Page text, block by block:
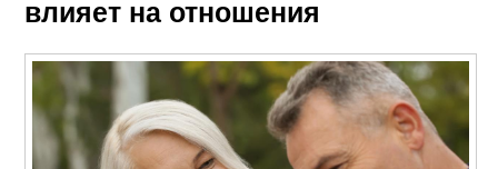
влияет на отношения